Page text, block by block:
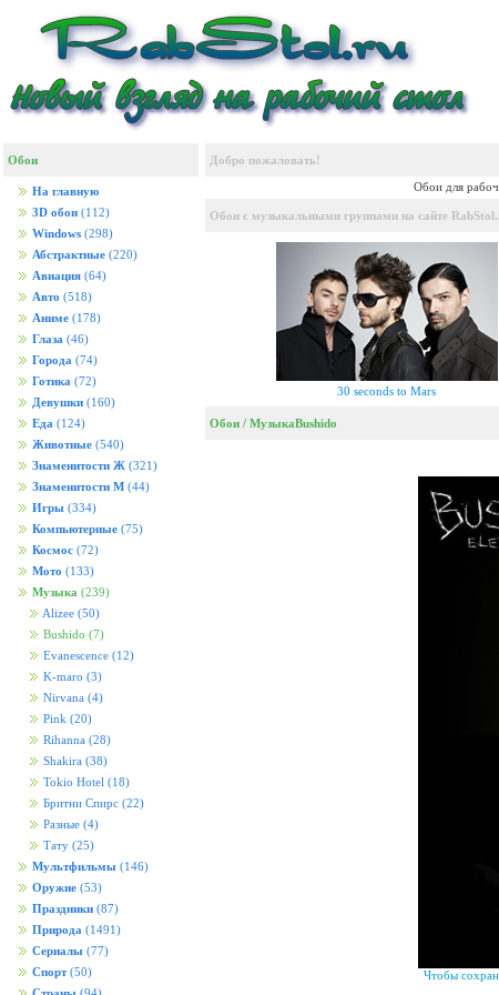
Обои
На главную
3D обои (112)
Windows (298)
Абстрактные (220)
Авиация (64)
Авто (518)
Аниме (178)
Глаза (46)
Города (74)
Готика (72)
Девушки (160)
Еда (124)
Животные (540)
Знаменитости Ж (321)
Знаменитости М (44)
Игры (334)
Компьютерные (75)
Космос (72)
Мото (133)
Музыка (239)
Alizee (50)
Bushido (7)
Evanescence (12)
K-maro (3)
Nirvana (4)
Pink (20)
Rihanna (28)
Shakira (38)
Tokio Hotel (18)
Бритни Спирс (22)
Разные (4)
Тату (25)
Мультфильмы (146)
Оружие (53)
Праздники (87)
Природа (1491)
Сериалы (77)
Спорт (50)
Добро пожаловать!
Обои для
Обои с музыкальными группами на сайте
30 seconds to Mars
Обои / МузыкаBushido
Чтобы